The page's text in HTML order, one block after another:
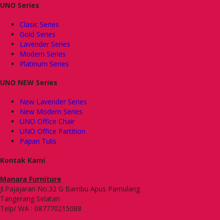
UNO Series
Clasic Series
Gold Series
Lavender Series
Modern Series
Platinum Series
UNO NEW Series
New Lavender Series
New Modern Series
UNO Office Chair
UNO Office Partition
Papan Tulis
Kontak Kami
Manara Furniture
Jl.Pajajaran No.32 G Bambu Apus Pamulang
Tangerang Selatan
Telp/ WA : 087770215088